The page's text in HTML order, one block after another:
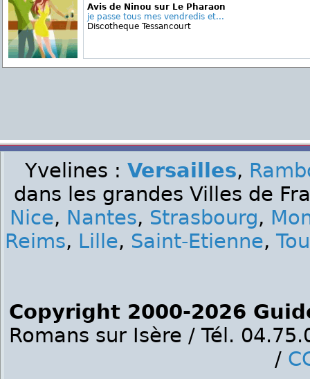
Avis de Ninou sur Le Pharaon
je passe tous mes vendredis et...
Discotheque Tessancourt
Yvelines : Versailles,
dans les grandes Villes de
Nice, Nantes, Strasbourg,
Reims, Lille, Saint-Etienne,
Copyright 2000-2026
Romans sur Isère / Tél.
/